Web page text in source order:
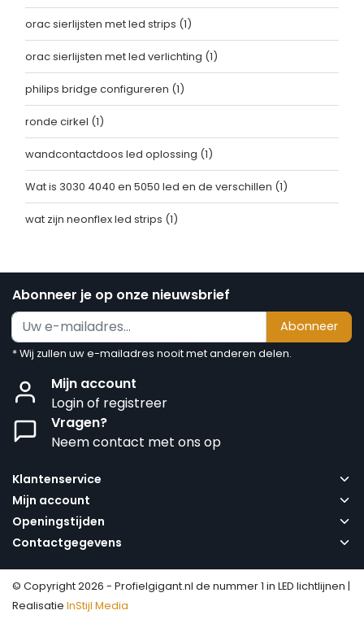
orac sierlijsten met led strips (1)
orac sierlijsten met led verlichting (1)
philips bridge configureren (1)
ronde cirkel (1)
wandcontactdoos led oplossing (1)
Wat is 3030 4040 en 5050 led en de verschillen (1)
wat zijn neonflex led strips (1)
Abonneer je op onze nieuwsbrief
Abonneer
* Wij zullen uw e-mailadres nooit met anderen delen.
Mijn account
Login of registreer
Vragen?
Neem contact met ons op
Klantenservice
Mijn account
Openingstijden
Contactgegevens
© Copyright 2026 - Profielgigant.nl de nummer 1 in LED lichtlijnen |
Realisatie InStijl Media